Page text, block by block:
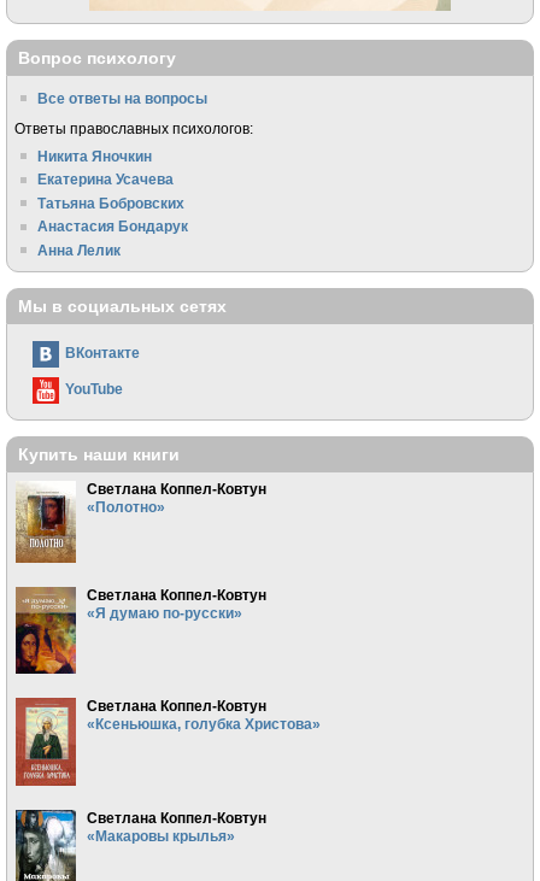
Вопрос психологу
Все ответы на вопросы
Ответы православных психологов:
Никита Яночкин
Екатерина Усачева
Татьяна Бобровских
Анастасия Бондарук
Анна Лелик
Мы в социальных сетях
ВКонтакте
YouTube
Купить наши книги
Светлана Коппел-Ковтун
«Полотно»
Светлана Коппел-Ковтун
«Я думаю по-русски»
Светлана Коппел-Ковтун
«Ксеньюшка, голубка Христова»
Светлана Коппел-Ковтун
«Макаровы крылья»